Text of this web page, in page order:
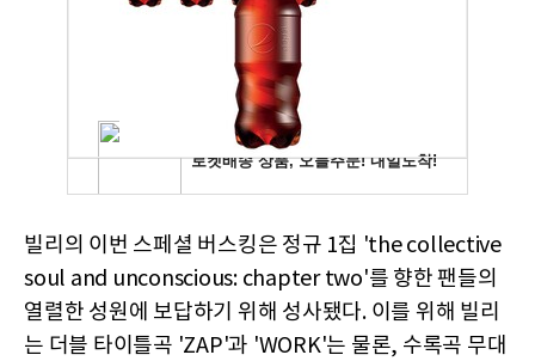
빌리의 이번 스페셜 버스킹은 정규 1집 'the collective
soul and unconscious: chapter two'를 향한 팬들의
열렬한 성원에 보답하기 위해 성사됐다. 이를 위해 빌리
는 더블 타이틀곡 'ZAP'과 'WORK'는 물론, 수록곡 무대